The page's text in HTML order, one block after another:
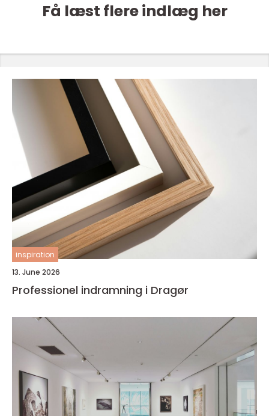
Få læst flere indlæg her
inspiration
13. June 2026
Professionel indramning i Dragør